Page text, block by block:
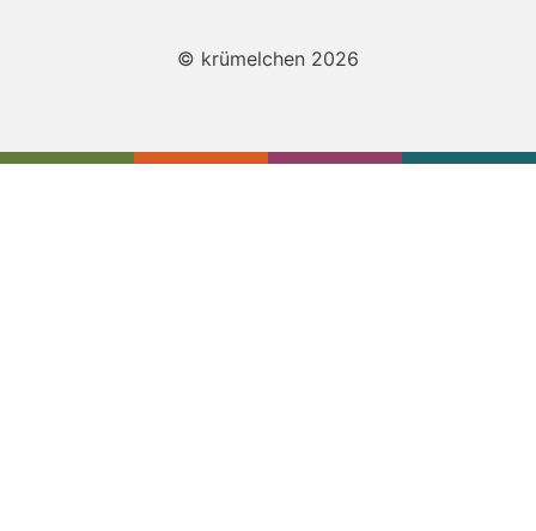
© krümelchen 2026